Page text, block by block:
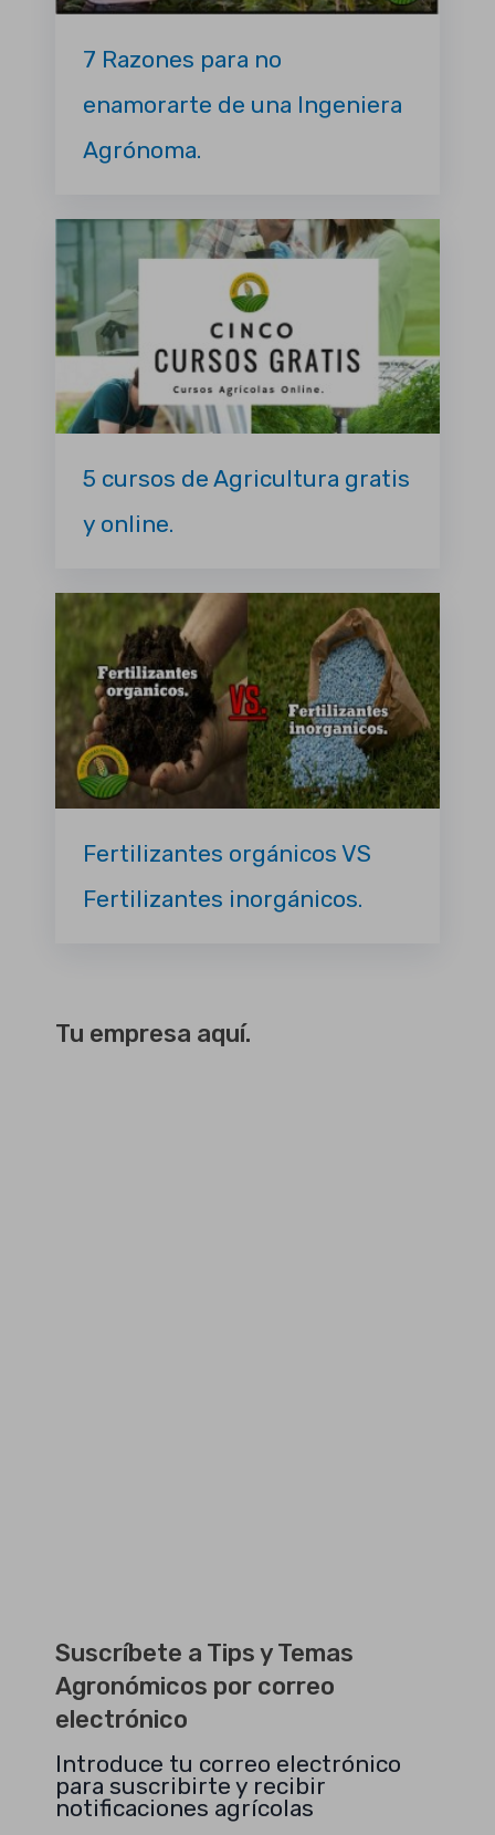
7 Razones para no
enamorarte de una Ingeniera
Agrónoma.
5 cursos de Agricultura gratis
y online.
Fertilizantes orgánicos VS
Fertilizantes inorgánicos.
Tu empresa aquí.
Suscríbete a Tips y Temas
Agronómicos por correo
electrónico
Introduce tu correo electrónico
para suscribirte y recibir
notificaciones agrícolas